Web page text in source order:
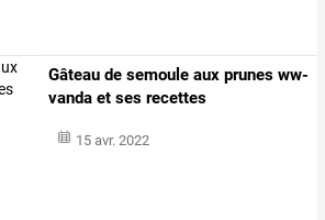
Gâteau de semoule aux prunes ww-
vanda et ses recettes
15 avr. 2022